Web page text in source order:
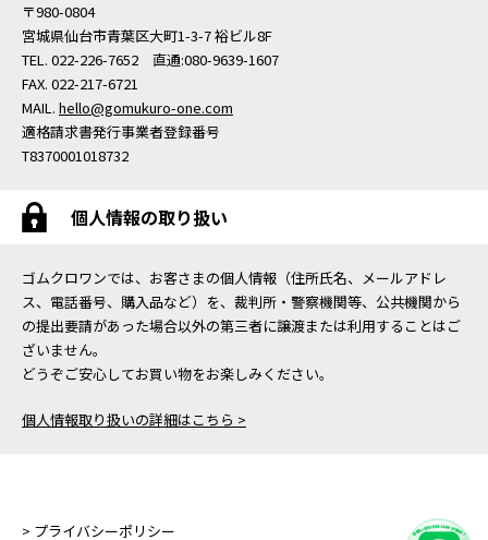
〒980-0804
宮城県仙台市青葉区大町1-3-7 裕ビル8F
TEL. 022-226-7652 直通:080-9639-1607
FAX. 022-217-6721
MAIL. hello@gomukuro-one.com
適格請求書発行事業者登録番号
T8370001018732
個人情報の取り扱い
ゴムクロワンでは、お客さまの個人情報（住所氏名、メールアドレ
ス、電話番号、購入品など）を、裁判所・警察機関等、公共機関から
の提出要請があった場合以外の第三者に譲渡または利用することはご
ざいません。
どうぞご安心してお買い物をお楽しみください。
個人情報取り扱いの詳細はこちら >
> プライバシーポリシー